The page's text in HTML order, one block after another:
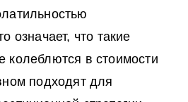
означает, что такие
колеблются в стоимости
подходят для